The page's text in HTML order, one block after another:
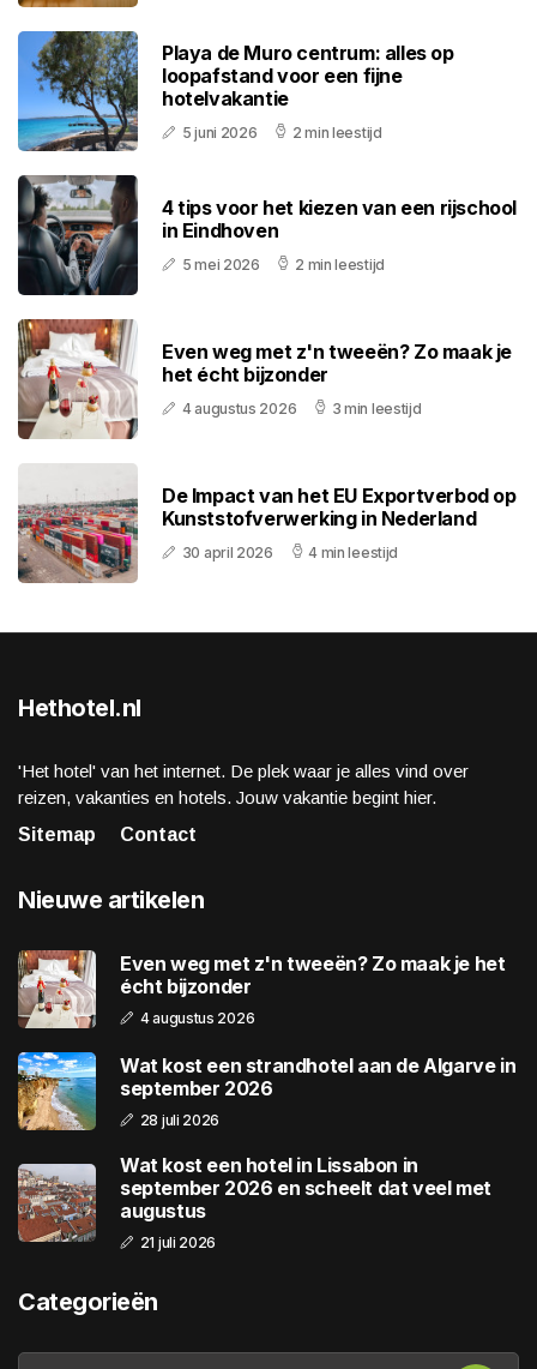
Playa de Muro centrum: alles op
loopafstand voor een fijne
hotelvakantie
5 juni 2026 2 min leestijd
4 tips voor het kiezen van een rijschool
in Eindhoven
5 mei 2026 2 min leestijd
Even weg met z'n tweeën? Zo maak je
het écht bijzonder
4 augustus 2026 3 min leestijd
De Impact van het EU Exportverbod op
Kunststofverwerking in Nederland
30 april 2026 4 min leestijd
Hethotel.nl
'Het hotel' van het internet. De plek waar je alles vind over
reizen, vakanties en hotels. Jouw vakantie begint hier.
Sitemap
Contact
Nieuwe artikelen
Even weg met z'n tweeën? Zo maak je het
écht bijzonder
4 augustus 2026
Wat kost een strandhotel aan de Algarve in
september 2026
28 juli 2026
Wat kost een hotel in Lissabon in
september 2026 en scheelt dat veel met
augustus
21 juli 2026
Categorieën